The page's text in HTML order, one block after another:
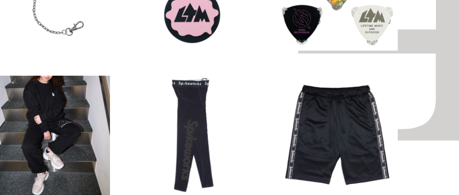
￥2,600（税込）
￥2,000（税込） ￥600（税込）
TERU その他
HAKODATE STUDIO スウ
ェットセットアップ
各￥10,000（税込）
Spikeworks レギンス
各￥6,300（税込）
HISASHI その他
Spikeworks トレーニン
グセットアップ(ハーフパ
ンツ)
各￥4,800（税込）